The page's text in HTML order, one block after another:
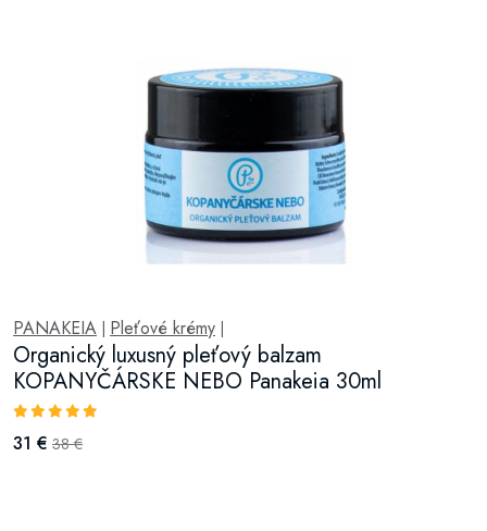
PANAKEIA | Pleťové krémy |
Organický luxusný pleťový balzam
KOPANYČÁRSKE NEBO Panakeia 30ml
31 € 38 €